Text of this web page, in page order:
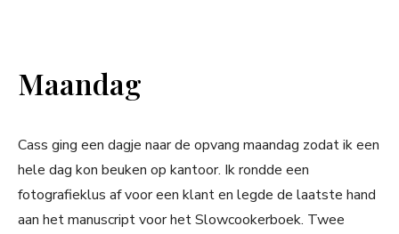
Maandag
Cass ging een dagje naar de opvang maandag zodat ik een
hele dag kon beuken op kantoor. Ik rondde een
fotografieklus af voor een klant en legde de laatste hand
aan het manuscript voor het Slowcookerboek. Twee